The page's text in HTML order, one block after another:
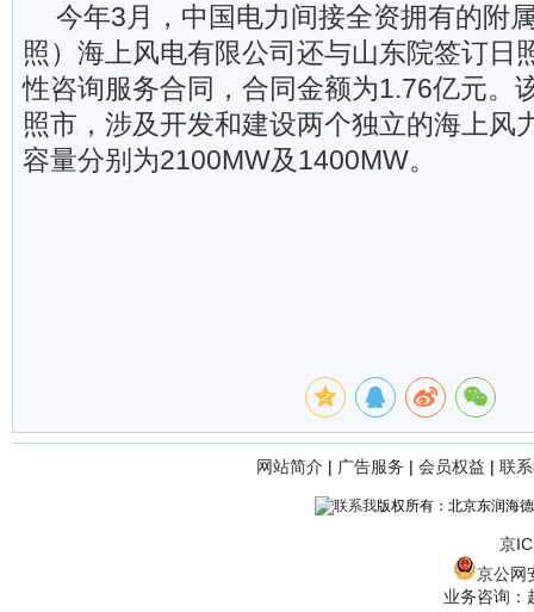
今年3月，中国电力间接全资拥有的附
照）海上风电有限公司还与山东院签订日
性咨询服务合同，合同金额为1.76亿元。
照市，涉及开发和建设两个独立的海上风
容量分别为2100MW及1400MW。
网站简介 | 广告服务 | 会员权益 | 联
版权所有：北京东润海
京
京公网
业务咨询：